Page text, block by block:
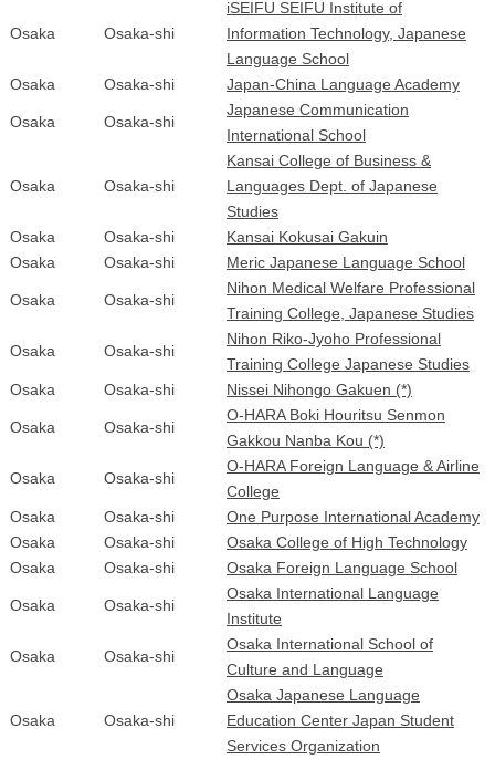
Osaka Osaka-shi
iSEIFU SEIFU Institute of
Information Technology, Japanese
Language School
Osaka
Osaka-shi Japan-China Language Academy
Osaka Osaka-shi
Japanese Communication
International School
Osaka Osaka-shi
Kansai College of Business &
Languages Dept. of Japanese
Studies
Osaka
Osaka-shi
Kansai Kokusai Gakuin
Osaka
Osaka-shi Meric Japanese Language School
Osaka Osaka-shi
Nihon Medical Welfare Professional
Training College, Japanese Studies
Osaka Osaka-shi
Nihon Riko-Jyoho Professional
Training College Japanese Studies
Osaka
Osaka-shi Nissei Nihongo Gakuen (*)
Osaka Osaka-shi
O-HARA Boki Houritsu Senmon
Gakkou Nanba Kou (*)
Osaka Osaka-shi
O-HARA Foreign Language & Airline
College
Osaka
Osaka-shi
One Purpose International Academy
Osaka
Osaka-shi
Osaka College of High Technology
Osaka
Osaka-shi Osaka Foreign Language School
Osaka Osaka-shi
Osaka International Language
Institute
Osaka Osaka-shi
Osaka International School of
Culture and Language
Osaka Osaka-shi
Osaka Japanese Language
Education Center Japan Student
Services Organization